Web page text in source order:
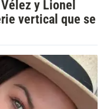
y Lionel
vertical que se